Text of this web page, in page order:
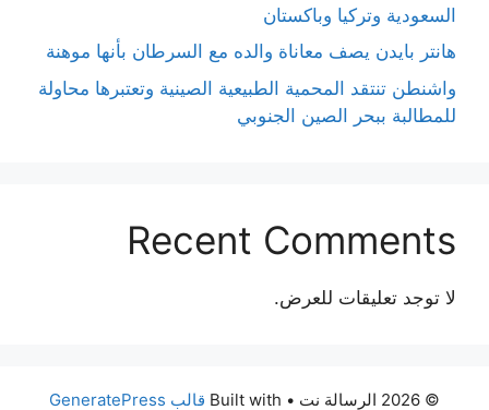
السعودية وتركيا وباكستان
هانتر بايدن يصف معاناة والده مع السرطان بأنها موهنة
واشنطن تنتقد المحمية الطبيعية الصينية وتعتبرها محاولة
للمطالبة ببحر الصين الجنوبي
Recent Comments
لا توجد تعليقات للعرض.
© 2026 الرسالة نت • Built with قالب GeneratePress